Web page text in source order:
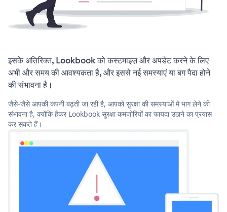
इसके अतिरिक्त, Lookbook को कस्टमाइज़ और अपडेट करने के लिए
अभी और समय की आवश्यकता है, और इससे नई समस्याएं या बग पैदा होने
की संभावना है।
जैसे-जैसे आपकी कंपनी बढ़ती जा रही है, आपको सुरक्षा की समस्याओं में भाग लेने की
संभावना है, क्योंकि हैकर Lookbook सुरक्षा कमजोरियों का फायदा उठाने का प्रयास
कर सकते हैं।